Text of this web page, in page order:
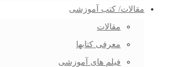
مقالات/ کتب آموزشی
مقالات
معرفی کتابها
فیلم های آموزشی